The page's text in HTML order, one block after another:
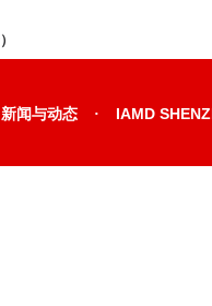
新闻与动态 · IAMD